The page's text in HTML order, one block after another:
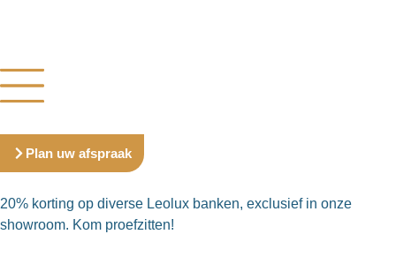
Plan uw afspraak
20% korting op diverse Leolux banken, exclusief in onze
showroom. Kom proefzitten!